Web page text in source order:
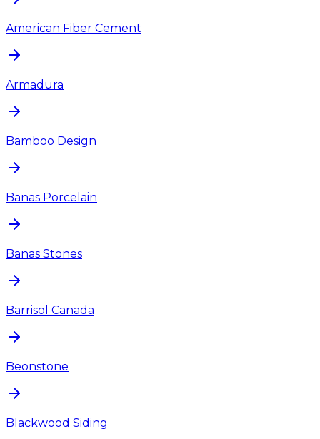
American Fiber Cement
Armadura
Bamboo Design
Banas Porcelain
Banas Stones
Barrisol Canada
Beonstone
Blackwood Siding